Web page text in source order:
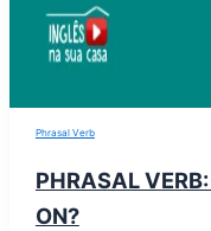
Phrasal Verb
PHRASAL
ON?